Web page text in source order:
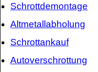
Schrottdemontage
Altmetallabholung
Schrottankauf
Autoverschrottung